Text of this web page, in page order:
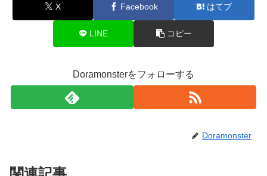
X Facebook はてブ
LINE コピー
Doramonsterをフォローする
Doramonster